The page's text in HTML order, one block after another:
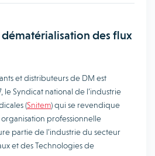
des flux
et distributeurs de DM est
le Syndicat national de l’industrie
(Snitem) qui se revendique
professionnelle
partie de l’industrie du secteur
et des Technologies de